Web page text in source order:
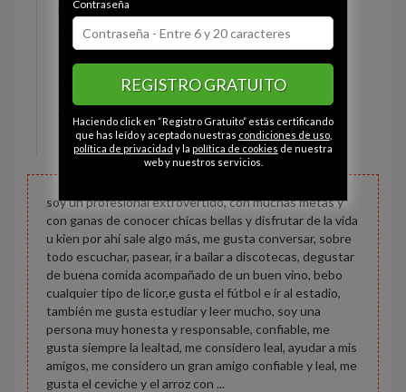
Estado civil:
Ojos: Marrón
Constitución: Normal
Altura: 168 cm
Peso: 70 kg
soy un profesional extrovertido, con muchas metas y
con ganas de conocer chicas bellas y disfrutar de la vida
u kien por ahí sale algo más, me gusta conversar, sobre
todo escuchar, pasear, ir a bailar a discotecas, degustar
de buena comida acompañado de un buen vino, bebo
cualquier tipo de licor,e gusta el fútbol e ir al estadio,
también me gusta estudiar y leer mucho, soy una
persona muy honesta y responsable, confiable, me
gusta siempre la lealtad, me considero leal, ayudar a mis
amigos, me considero un gran amigo confiable y leal, me
gusta el ceviche y el arroz con ...
Contraseña
REGISTRO GRATUITO
Haciendo click en “Registro Gratuito” estás certificando
que has leído y aceptado nuestras condiciones de uso,
política de privacidad y la política de cookies de nuestra
web y nuestros servicios.